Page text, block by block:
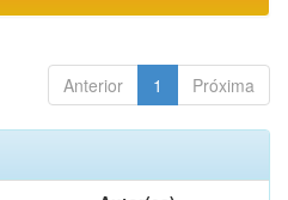
Anterior 1 Próxima